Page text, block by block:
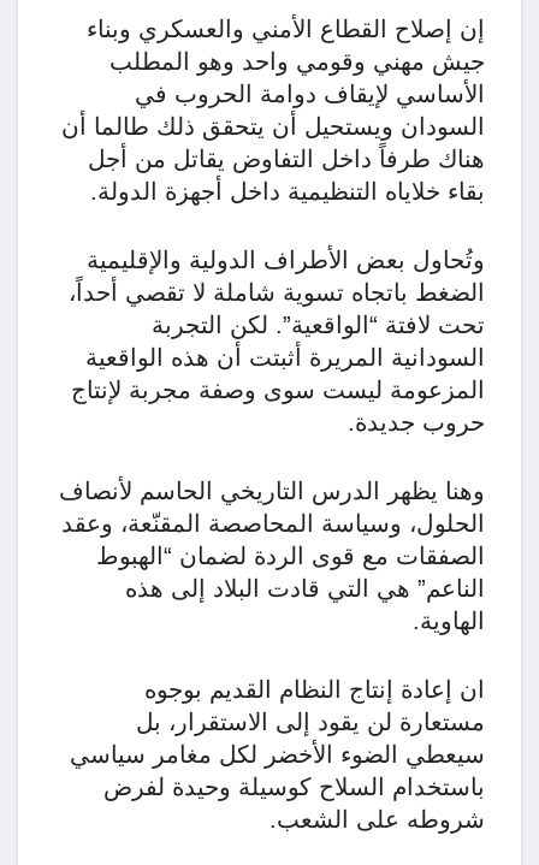
إن إصلاح القطاع الأمني والعسكري وبناء
جيش مهني وقومي واحد وهو المطلب
الأساسي لإيقاف دوامة الحروب في
السودان ويستحيل أن يتحقق ذلك طالما أن
هناك طرفاً داخل التفاوض يقاتل من أجل
بقاء خلاياه التنظيمية داخل أجهزة الدولة.
​وتُحاول بعض الأطراف الدولية والإقليمية
الضغط باتجاه تسوية شاملة لا تقصي أحداً،
تحت لافتة “الواقعية”. لكن التجربة
السودانية المريرة أثبتت أن هذه الواقعية
المزعومة ليست سوى وصفة مجربة لإنتاج
حروب جديدة.
وهنا يظهر ​الدرس التاريخي الحاسم لأنصاف
الحلول، وسياسة المحاصصة المقنّعة، وعقد
الصفقات مع قوى الردة لضمان “الهبوط
الناعم” هي التي قادت البلاد إلى هذه
الهاوية.
ان إعادة إنتاج النظام القديم بوجوه
مستعارة لن يقود إلى الاستقرار، بل
سيعطي الضوء الأخضر لكل مغامر سياسي
باستخدام السلاح كوسيلة وحيدة لفرض
شروطه على الشعب.